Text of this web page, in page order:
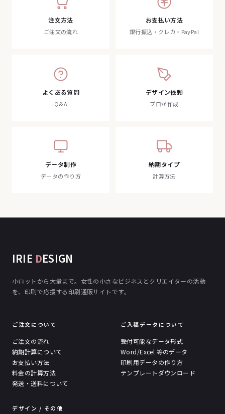
注文方法
ご注文の流れ
お支払い方法
銀行振込・クレカ・PayPal
よくある質問
Q&A
デザイン依頼
プロが作成
データ制作
データの作り方
納期タイプ
計算方法
IRIE DESIGN
小ロットから大量まで。女性の小さなビジネスとクリエイターの活動
を、印刷で応援する印刷通販サイトです。
ご注文について
ご注文の流れ
納期計算について
お支払い方法
料金の計算方法
発送・送料について
ご入稿データについて
受付可能なデータ形式
Word/Excel 等のデータ
印刷用データの作り方
テンプレートダウンロード
デザイン / その他